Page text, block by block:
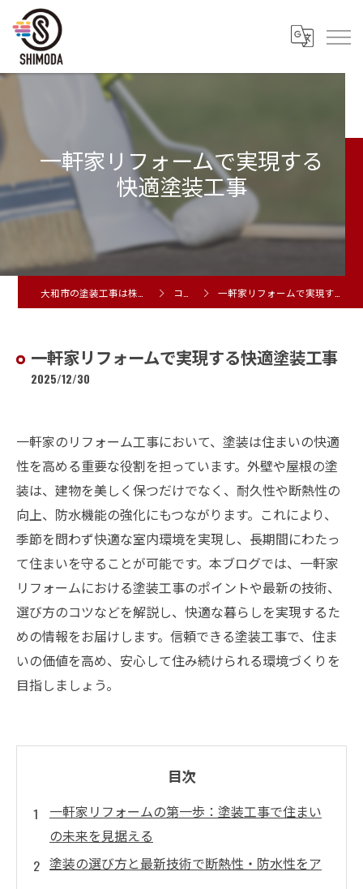
一軒家リフォームで実現する
快適塗装工事
コラム 一軒家リフォームで実現する快適塗装工事
一軒家リフォームで実現する快適塗装工事
2025/12/30
一軒家のリフォーム工事において、塗装は住まいの快適
性を高める重要な役割を担っています。外壁や屋根の塗
装は、建物を美しく保つだけでなく、耐久性や断熱性の
向上、防水機能の強化にもつながります。これにより、
季節を問わず快適な室内環境を実現し、長期間にわたっ
て住まいを守ることが可能です。本ブログでは、一軒家
リフォームにおける塗装工事のポイントや最新の技術、
選び方のコツなどを解説し、快適な暮らしを実現するた
めの情報をお届けします。信頼できる塗装工事で、住ま
いの価値を高め、安心して住み続けられる環境づくりを
目指しましょう。
目次
一軒家リフォームの第一歩：塗装工事で住まい
の未来を見据える
塗装の選び方と最新技術で断熱性・防水性をア